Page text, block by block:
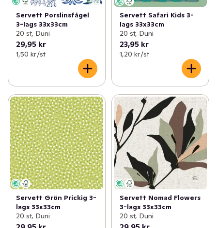
Servett Porslinsfågel
3-lags 33x33cm
20 st, Duni
29,95 kr
1,50 kr /st
Servett Safari Kids 3-
lags 33x33cm
20 st, Duni
23,95 kr
1,20 kr /st
Servett Grön Prickig 3-
lags 33x33cm
20 st, Duni
Servett Nomad Flowers
3-lags 33x33cm
20 st, Duni